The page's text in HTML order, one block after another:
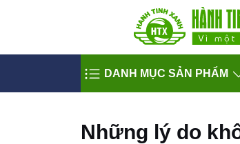
DANH MỤC SẢN PHẨM
Những lý do